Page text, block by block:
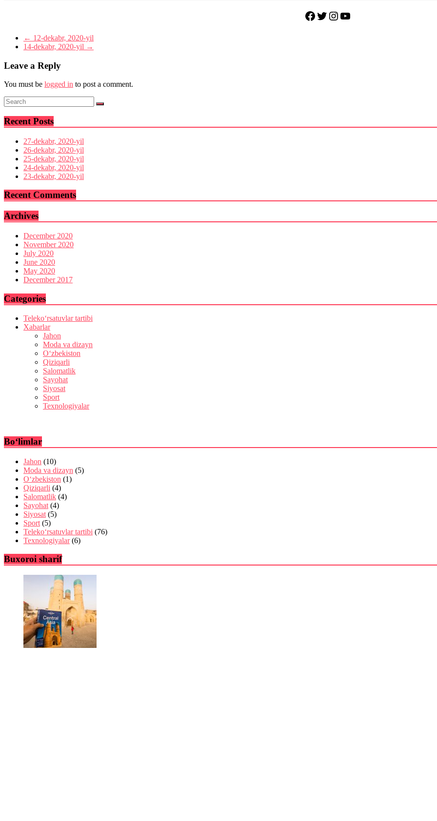
Facebook
Twitter
Instagram
YouTube
← 12-dekabr, 2020-yil
14-dekabr, 2020-yil →
Leave a Reply
You must be logged in to post a comment.
Recent Posts
27-dekabr, 2020-yil
26-dekabr, 2020-yil
25-dekabr, 2020-yil
24-dekabr, 2020-yil
23-dekabr, 2020-yil
Recent Comments
Archives
December 2020
November 2020
July 2020
June 2020
May 2020
December 2017
Categories
Teleko‘rsatuvlar tartibi
Xabarlar
Jahon
Moda va dizayn
O‘zbekiston
Qiziqarli
Salomatlik
Sayohat
Siyosat
Sport
Texnologiyalar
Bo‘limlar
Jahon (10)
Moda va dizayn (5)
O‘zbekiston (1)
Qiziqarli (4)
Salomatlik (4)
Sayohat (4)
Siyosat (5)
Sport (5)
Teleko‘rsatuvlar tartibi (76)
Texnologiyalar(6)
Buxoroi sharif